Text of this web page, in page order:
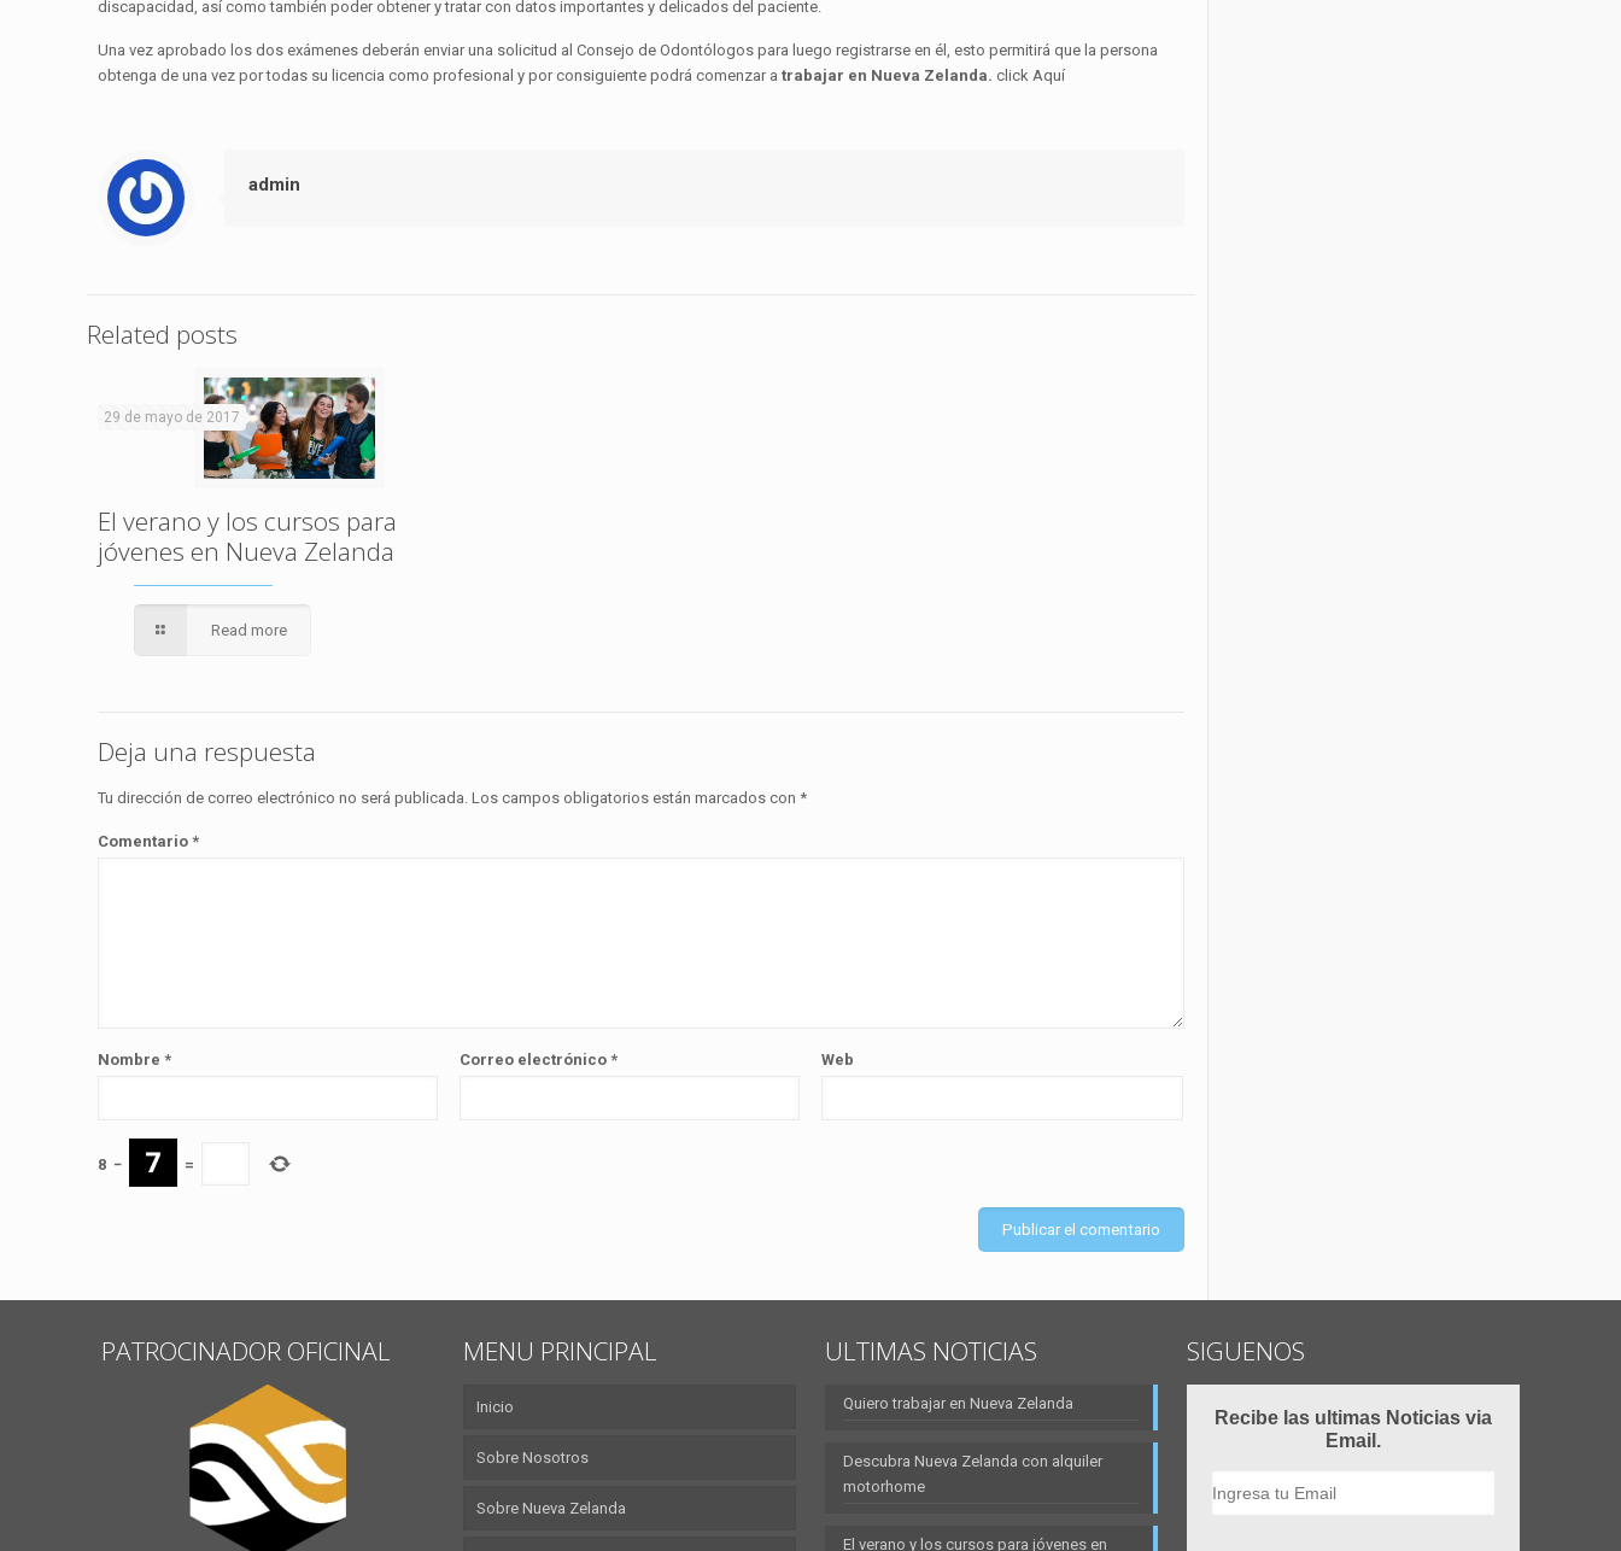
discapacidad, así como también poder obtener y tratar con datos importantes y delicados del paciente.
Una vez aprobado los dos exámenes deberán enviar una solicitud al Consejo de Odontólogos para luego registrarse en él, esto permitirá que la persona
obtenga de una vez por todas su licencia como profesional y por consiguiente podrá comenzar atrabajar en Nueva Zelanda. click Aquí
admin
Related posts
29 de mayo de 2017
El verano y los cursos para
jóvenes en Nueva Zelanda
Read more
Deja una respuesta
Tu dirección de correo electrónico no será publicada. Los campos obligatorios están marcados con *
Comentario*
Nombre* Correo electrónico* Web
8 − =
PATROCINADOR OFICINAL MENU PRINCIPAL
Inicio
Sobre Nosotros
Sobre Nueva Zelanda
ULTIMAS NOTICIAS
Quiero trabajar en Nueva Zelanda
Descubra Nueva Zelanda con alquiler
motorhome
El verano y los cursos para jóvenes en
SIGUENOS
Recibe las ultimas Noticias via
Email.